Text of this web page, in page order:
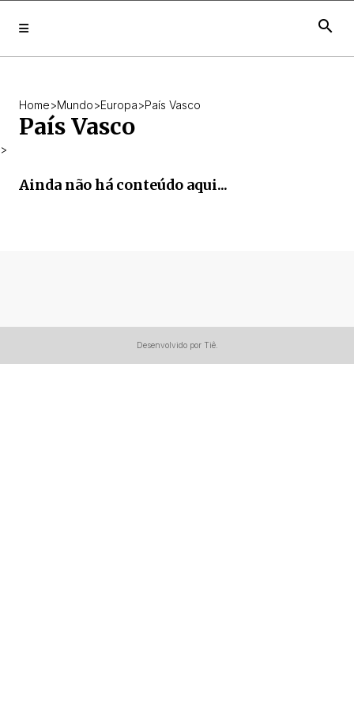
search
Home>Mundo>Europa>País Vasco
País Vasco
>
Ainda não há conteúdo aqui...
Desenvolvido por Tiê.